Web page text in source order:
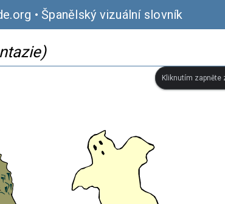
• Španělský vizuální slovník
Kliknutím